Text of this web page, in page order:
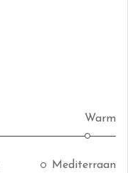
Warm
Mediterraan